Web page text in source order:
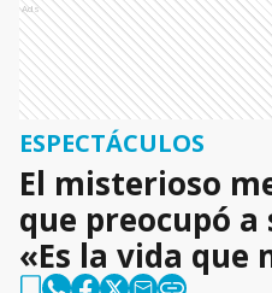
Ads
ESPECTÁCULOS
El misterioso
que preocupó
«Es la vida que